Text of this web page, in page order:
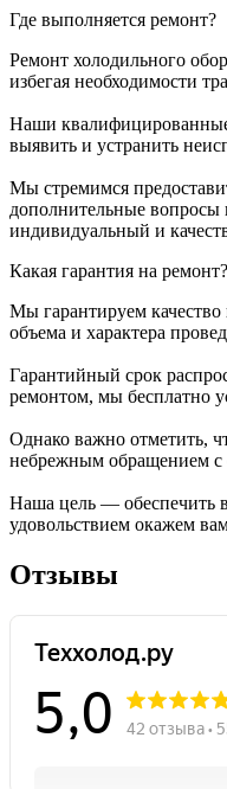
Где выполняется ремонт?
Ремонт холодильного
избегая необходимости
Наши
выявить и устранить
Мы стремимся
дополнительные вопросы
индивидуальный и
Какая гарантия на ремонт?
Мы гарантируем
объема и характера
Гарантийный срок
ремонтом, мы бесплатно
Однако важно отметить,
небрежным обращением с
Наша цель — обеспечить
удовольствием окажем
Отзывы